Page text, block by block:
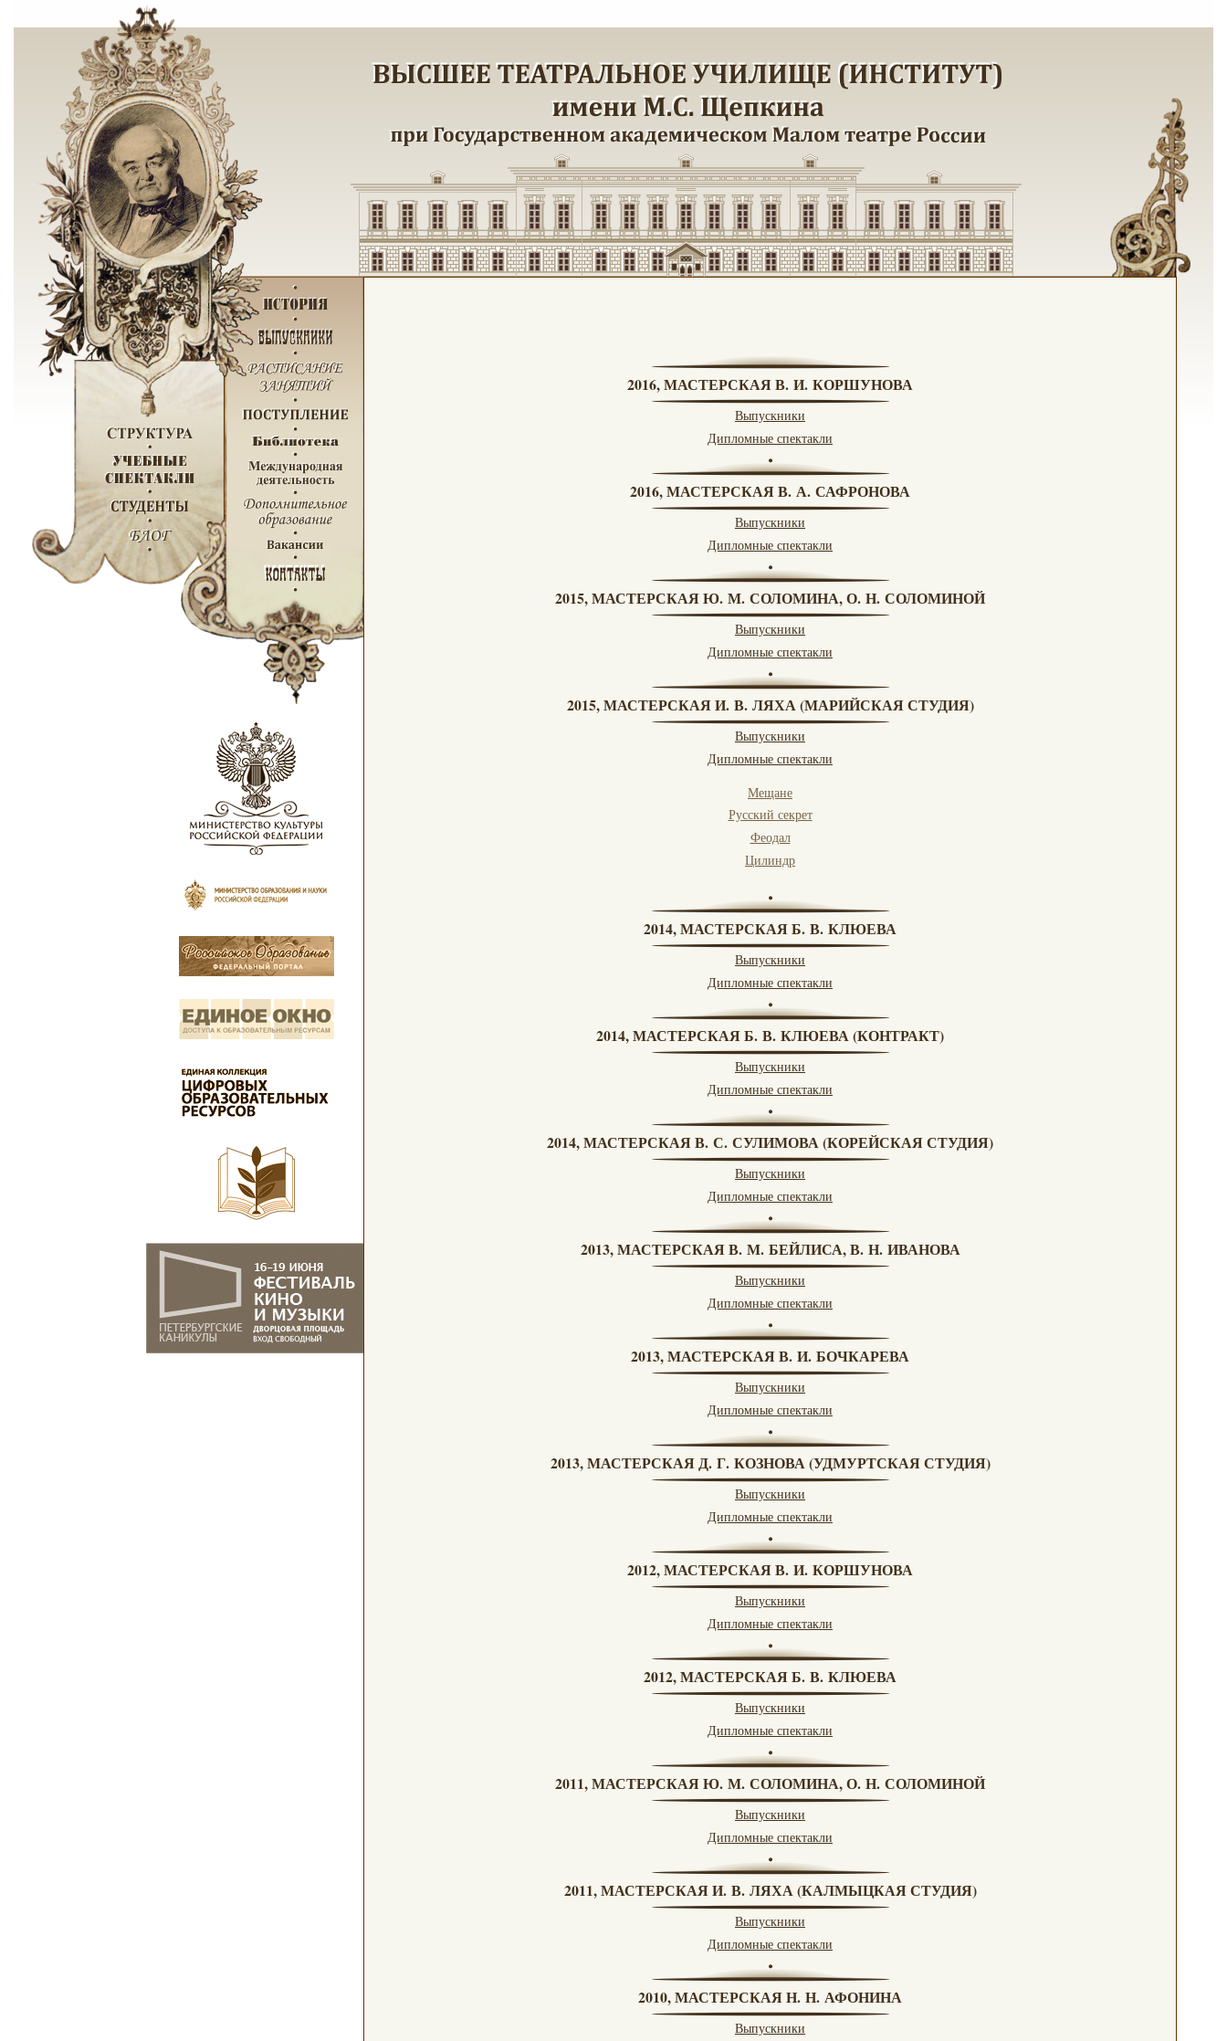
2016, МАСТЕРСКАЯ В. И. КОРШУНОВА
Выпускники
Дипломные спектакли
2016, МАСТЕРСКАЯ В. А. САФРОНОВА
Выпускники
Дипломные спектакли
2015, МАСТЕРСКАЯ Ю. М. СОЛОМИНА, О. Н. СОЛОМИНОЙ
Выпускники
Дипломные спектакли
2015, МАСТЕРСКАЯ И. В. ЛЯХА (МАРИЙСКАЯ СТУДИЯ)
Выпускники
Дипломные спектакли
Мещане
Русский секрет
Феодал
Цилиндр
2014, МАСТЕРСКАЯ Б. В. КЛЮЕВА
Выпускники
Дипломные спектакли
2014, МАСТЕРСКАЯ Б. В. КЛЮЕВА (КОНТРАКТ)
Выпускники
Дипломные спектакли
2014, МАСТЕРСКАЯ В. С. СУЛИМОВА (КОРЕЙСКАЯ СТУДИЯ)
Выпускники
Дипломные спектакли
2013, МАСТЕРСКАЯ В. М. БЕЙЛИСА, В. Н. ИВАНОВА
Выпускники
Дипломные спектакли
2013, МАСТЕРСКАЯ В. И. БОЧКАРЕВА
Выпускники
Дипломные спектакли
2013, МАСТЕРСКАЯ Д. Г. КОЗНОВА (УДМУРТСКАЯ СТУДИЯ)
Выпускники
Дипломные спектакли
2012, МАСТЕРСКАЯ В. И. КОРШУНОВА
Выпускники
Дипломные спектакли
2012, МАСТЕРСКАЯ Б. В. КЛЮЕВА
Выпускники
Дипломные спектакли
2011, МАСТЕРСКАЯ Ю. М. СОЛОМИНА, О. Н. СОЛОМИНОЙ
Выпускники
Дипломные спектакли
2011, МАСТЕРСКАЯ И. В. ЛЯХА (КАЛМЫЦКАЯ СТУДИЯ)
Выпускники
Дипломные спектакли
2010, МАСТЕРСКАЯ Н. Н. АФОНИНА
Выпускники